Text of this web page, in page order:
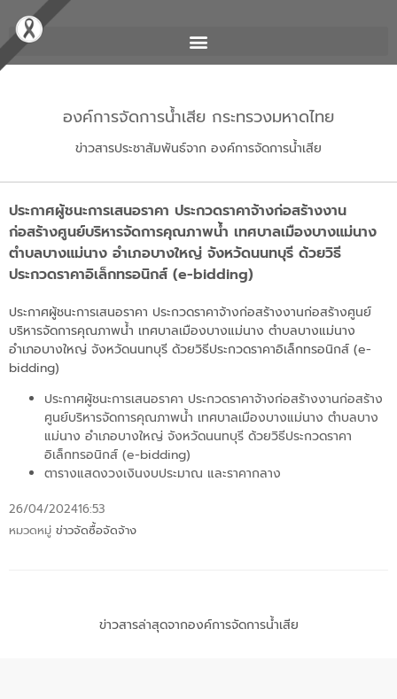
องค์การจัดการน้ำเสีย กระทรวงมหาดไทย
ข่าวสารประชาสัมพันธ์จาก องค์การจัดการน้ำเสีย
ประกาศผู้ชนะการเสนอราคา ประกวดราคาจ้างก่อสร้างงาน
ก่อสร้างศูนย์บริหารจัดการคุณภาพน้ำ เทศบาลเมืองบางแม่นาง
ตำบลบางแม่นาง อำเภอบางใหญ่ จังหวัดนนทบุรี ด้วยวิธี
ประกวดราคาอิเล็กทรอนิกส์ (e-bidding)
ประกาศผู้ชนะการเสนอราคา ประกวดราคาจ้างก่อสร้างงานก่อสร้างศูนย์
บริหารจัดการคุณภาพน้ำ เทศบาลเมืองบางแม่นาง ตำบลบางแม่นาง
อำเภอบางใหญ่ จังหวัดนนทบุรี ด้วยวิธีประกวดราคาอิเล็กทรอนิกส์ (e-
bidding)
ประกาศผู้ชนะการเสนอราคา ประกวดราคาจ้างก่อสร้างงานก่อสร้าง
ศูนย์บริหารจัดการคุณภาพน้ำ เทศบาลเมืองบางแม่นาง ตำบลบาง
แม่นาง อำเภอบางใหญ่ จังหวัดนนทบุรี ด้วยวิธีประกวดราคา
อิเล็กทรอนิกส์ (e-bidding)
ตารางแสดงวงเงินงบประมาณ และราคากลาง
26/04/202416:53
หมวดหมู่ ข่าวจัดซื้อจัดจ้าง
ข่าวสารล่าสุดจากองค์การจัดการน้ำเสีย